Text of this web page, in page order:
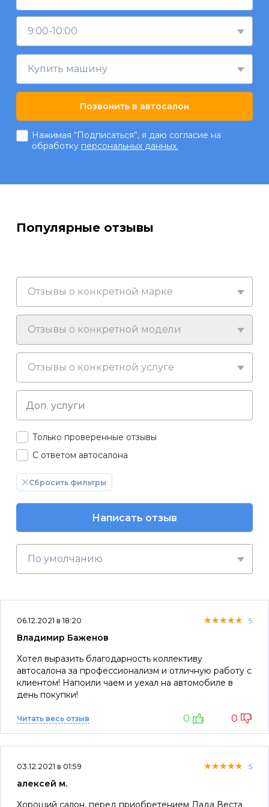
9:00-10:00
Купить машину
Позвонить в автосалон
Нажимая “Подписаться”, я даю согласие на
обработку персональных данных.
Популярные отзывы
Отзывы о конкретной марке
Отзывы о конкретной модели
Отзывы о конкретной услуге
Только проверенные отзывы
С ответом автосалона
Сбросить фильтры
Написать отзыв
По умолчанию
06.12.2021 в 18:20 ★★★★★
★★★★★
★★★★★ 5
Владимир Баженов
Хотел выразить благодарность коллективу
автосалона за профессионализм и отличную работу с
клиентом! Напоили чаем и уехал на автомобиле в
день покупки!
Читать весь отзыв 0 0
03.12.2021 в 01:59 ★★★★★
★★★★★
★★★★★ 5
алексей м.
Хороший салон, перед приобретением Лада Веста